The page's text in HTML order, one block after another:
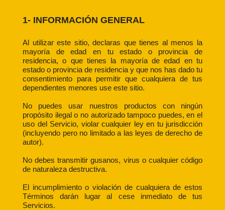
1- INFORMACIÓN GENERAL
Al utilizar este sitio, declaras que tienes al menos la
mayoría de edad en tu estado o provincia de
residencia, o que tienes la mayoría de edad en tu
estado o provincia de residencia y que nos has dado tu
consentimiento para permitir que cualquiera de tus
dependientes menores use este sitio.
No puedes usar nuestros productos con ningún
propósito ilegal o no autorizado tampoco puedes, en el
uso del Servicio, violar cualquier ley en tu jurisdicción
(incluyendo pero no limitado a las leyes de derecho de
autor).
No debes transmitir gusanos, virus o cualquier código
de naturaleza destructiva.
El incumplimiento o violación de cualquiera de estos
Términos darán lugar al cese inmediato de tus
Servicios.